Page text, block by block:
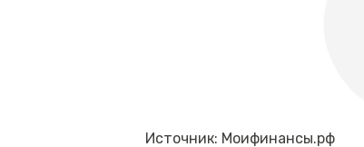
Источник: Моифинансы.рф